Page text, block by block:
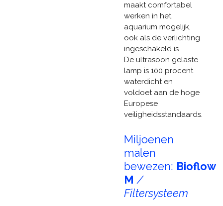
maakt comfortabel
werken in het
aquarium mogelijk,
ook als de verlichting
ingeschakeld is.
De ultrasoon gelaste
lamp is 100 procent
waterdicht en
voldoet aan de hoge
Europese
veiligheidsstandaards.
Miljoenen
malen
bewezen: Bioflow
M /
Filtersysteem